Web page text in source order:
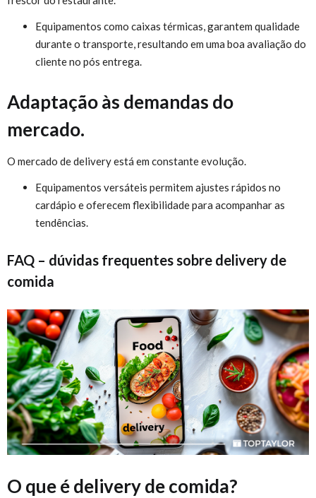
Equipamentos como caixas térmicas, garantem qualidade
durante o transporte, resultando em uma boa avaliação do
cliente no pós entrega.
Adaptação às demandas do
mercado.
O mercado de delivery está em constante evolução.
Equipamentos versáteis permitem ajustes rápidos no
cardápio e oferecem flexibilidade para acompanhar as
tendências.
FAQ – dúvidas frequentes sobre delivery de
comida
O que é delivery de comida?